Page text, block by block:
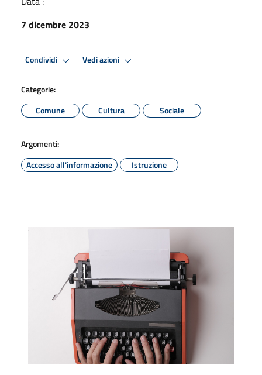
7 dicembre 2023
Condividi Vedi azioni
Categorie:
Comune
Cultura Sociale
Argomenti:
Accesso all'informazione
Istruzione